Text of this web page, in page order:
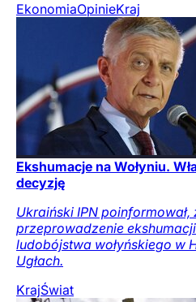
EkonomiaOpinieKraj
Ekshumacje na Wołyniu.
decyzję
Ukraiński IPN
przeprowadzenie
ludobójstwa wołyńskiego w
Ugłach.
KrajŚwiat